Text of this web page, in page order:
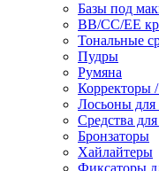
Базы под
BB/CC/EE
Тональные
Пудры
Румяна
Корректоры
Лосьоны для
Средства
Бронзаторы
Хайлайтеры
Фиксаторы